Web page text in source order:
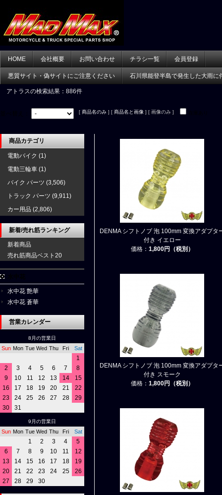
HOME 会社概要 お問い合わせ チラシ一覧 会員登録
悪質サイト・偽サイトにご注意ください 石川県能登半島で発生した大雨に
アトラスの検索結果：886件
[ 商品名のみ ] [ 商品名と画像 ] [ 画像のみ ]
DENMA シフトノブ 泡 100mm 変換アダプタ
付き イエロー
価格： 1,800円（税別）
DENMA シフトノブ 泡 100mm 変換アダプタ
付き スモーク
価格： 1,800円（税別）
商品カテゴリ
電動バイク (1)
電動三輪車 (1)
バイク パーツ (3,506)
トラック パーツ (9,911)
カー用品 (2,806)
新着/売れ筋ランキング
新着商品
売れ筋商品ベスト20
水中花 艶華
水中花 蒼華
営業カレンダー
8月の営業日
Sun Mon Tue Wed Thu Fri Sat
1
2
3 4 5 6 7
8
9
10 11 12 13 14
15
16
17 18 19 20 21
22
23
24 25 26 27 28
29
30
31
9月の営業日
Sun Mon Tue Wed Thu Fri Sat
1 2 3 4
5
6
7 8 9 10 11
12
13
14 15 16 17 18
19
20
21 22 23 24 25
26
27
28 29 30